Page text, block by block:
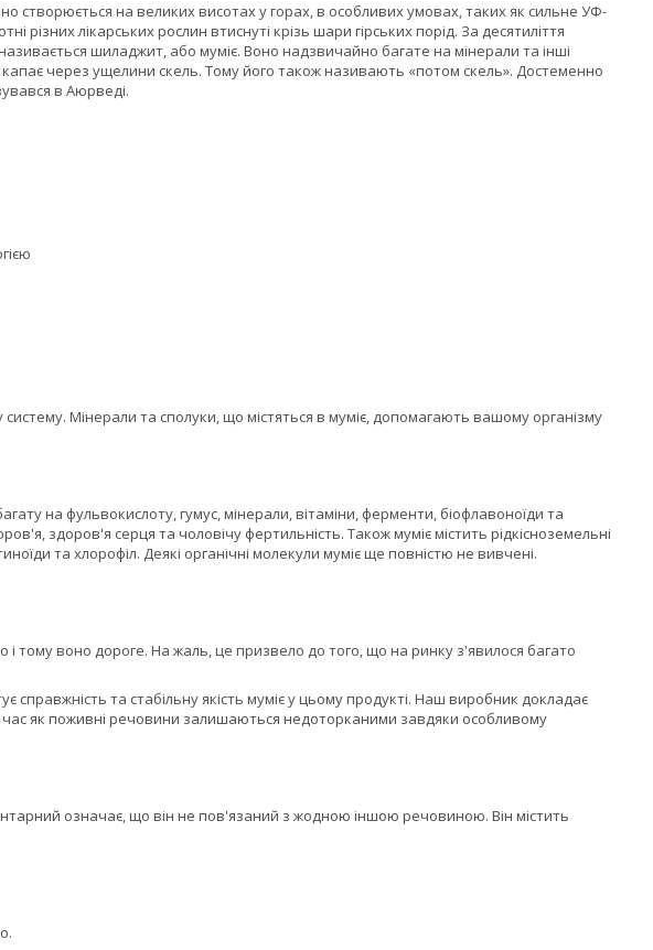
створюється на великих висотах у горах, в особливих умовах, таких як сильне УФ-
лікарських рослин втиснуті крізь шари гірських порід. За десятиліття
шиладжит, або муміє. Воно надзвичайно багате на мінерали та інші
через ущелини скель. Тому його також називають «потом скель». Достеменно
в Аюрведі.
Мінерали та сполуки, що містяться в муміє, допомагають вашому організму
на фульвокислоту, гумус, мінерали, вітаміни, ферменти, біофлавоноїди та
здоров'я серця та чоловічу фертильність. Також муміє містить рідкісноземельні
та хлорофіл. Деякі органічні молекули муміє ще повністю не вивчені.
і тому воно дороге. На жаль, це призвело до того, що на ринку з'явилося багато
та стабільну якість муміє у цьому продукті. Наш виробник докладає
час як поживні речовини залишаються недоторканими завдяки особливому
означає, що він не пов'язаний з жодною іншою речовиною. Він містить